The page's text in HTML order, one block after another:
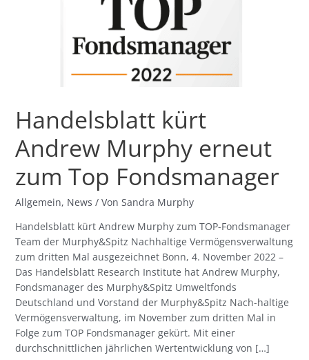
Handelsblatt kürt
Andrew Murphy erneut
zum Top Fondsmanager
Allgemein, News / Von Sandra Murphy
Handelsblatt kürt Andrew Murphy zum TOP-Fondsmanager
Team der Murphy&Spitz Nachhaltige Vermögensverwaltung
zum dritten Mal ausgezeichnet Bonn, 4. November 2022 –
Das Handelsblatt Research Institute hat Andrew Murphy,
Fondsmanager des Murphy&Spitz Umweltfonds
Deutschland und Vorstand der Murphy&Spitz Nach-haltige
Vermögensverwaltung, im November zum dritten Mal in
Folge zum TOP Fondsmanager gekürt. Mit einer
durchschnittlichen jährlichen Wertentwicklung von […]
Fondsmanager